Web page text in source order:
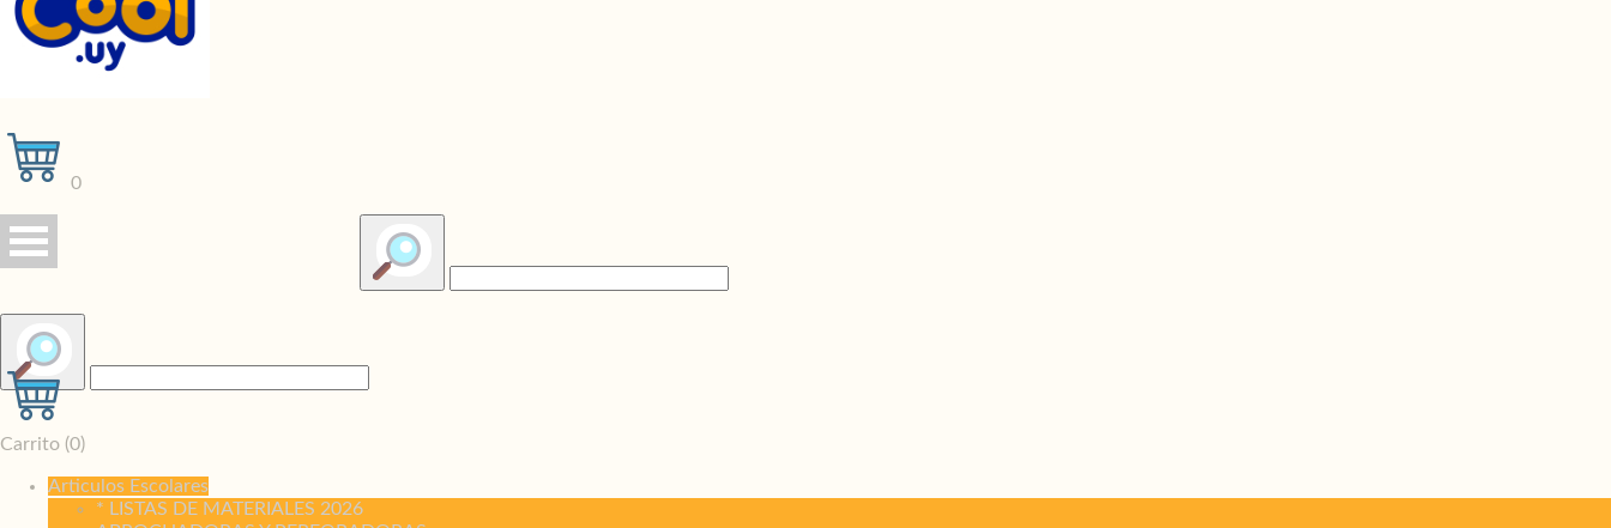
0
Carrito (0)
Articulos Escolares
* LISTAS DE MATERIALES 2026